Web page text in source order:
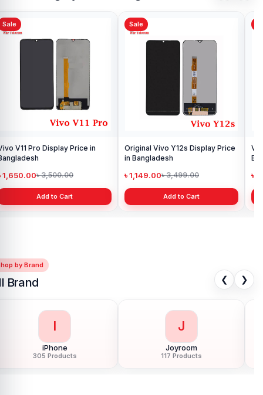
Sale
V11 Pro Display Price in
1,650.00৳ 3,500.00
Add to Cart
Sale
Original Vivo Y12s Display Price
in Bangladesh
৳ 1,149.00৳ 3,499.00
Add to Cart
৳
by Brand
Brand ❮ ❯
I
iPhone
305 Products
J
Joyroom
117 Products